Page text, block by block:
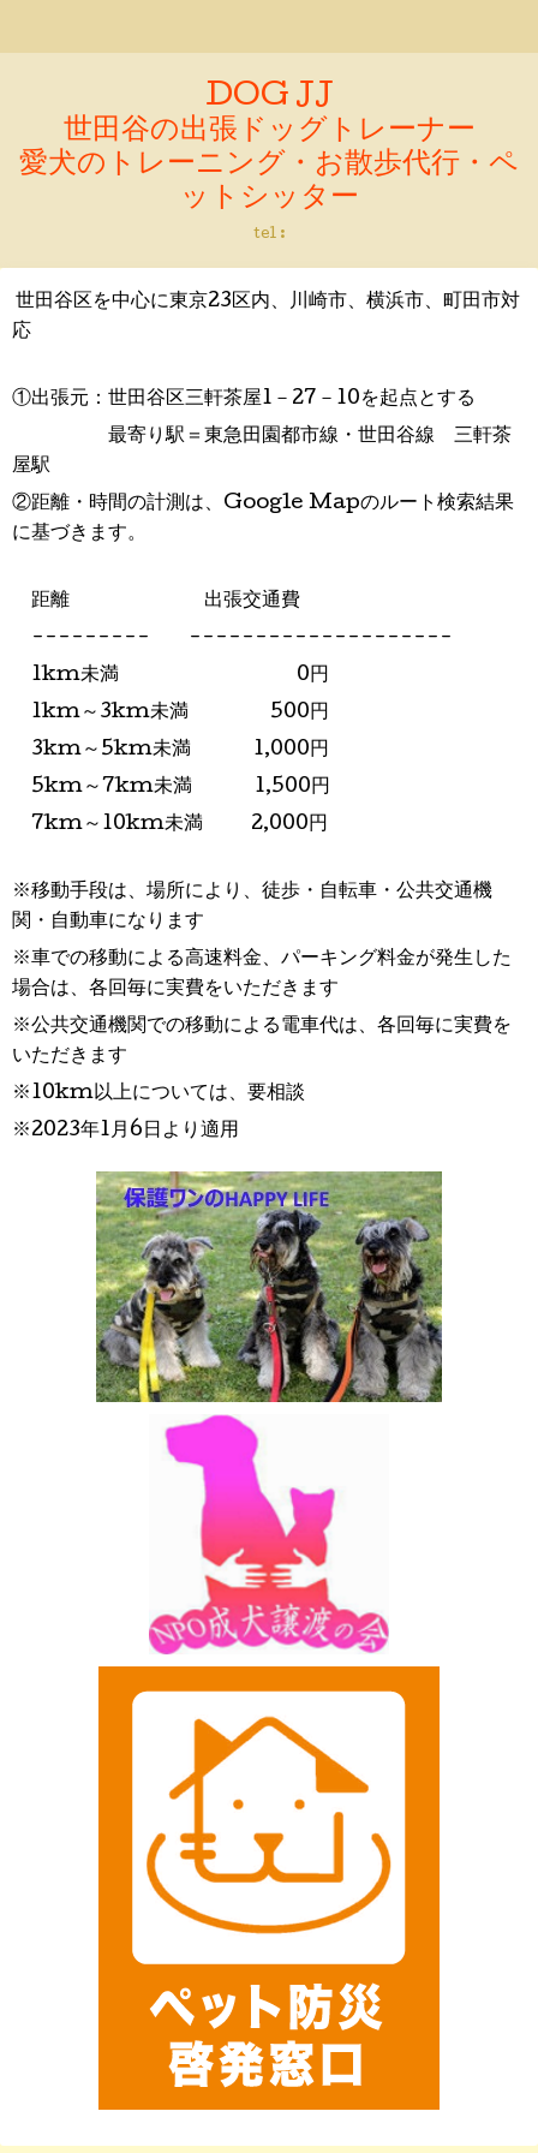
DOG JJ
世田谷の出張ドッグトレーナー
愛犬のトレーニング・お散歩代行・ペ
ットシッター
tel :
世田谷区を中心に東京23区内、川崎市、横浜市、町田市対
応
①出張元：世田谷区三軒茶屋1－27－10を起点とする
最寄り駅＝東急田園都市線・世田谷線 三軒茶
屋駅
②距離・時間の計測は、Google Mapのルート検索結果
に基づきます。
距離 出張交通費
--------- --------------------
1km未満 0円
1km～3km未満 500円
3km～5km未満 1,000円
5km～7km未満 1,500円
7km～10km未満 2,000円
※移動手段は、場所により、徒歩・自転車・公共交通機
関・自動車になります
※車での移動による高速料金、パーキング料金が発生した
場合は、各回毎に実費をいただきます
※公共交通機関での移動による電車代は、各回毎に実費を
いただきます
※10km以上については、要相談
※2023年1月6日より適用